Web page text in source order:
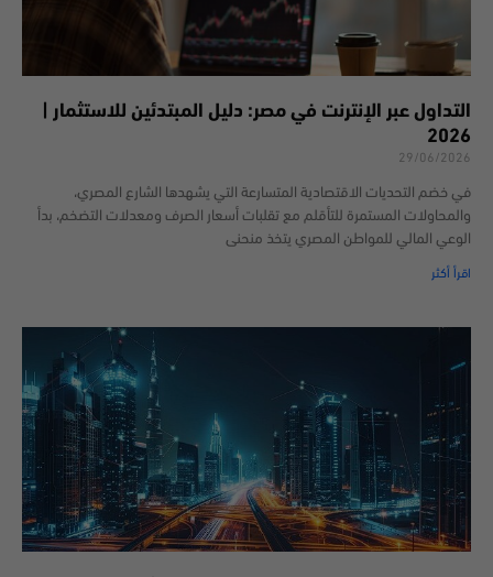
التداول عبر الإنترنت في مصر: دليل المبتدئين للاستثمار |
2026
29/06/2026
في خضم التحديات الاقتصادية المتسارعة التي يشهدها الشارع المصري،
والمحاولات المستمرة للتأقلم مع تقلبات أسعار الصرف ومعدلات التضخم، بدأ
الوعي المالي للمواطن المصري يتخذ منحنى
اقرأ أكثر